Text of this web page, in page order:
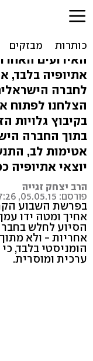
השחור
האירועים
אתיופיה בלבד,
לחברה
הצלחנו לפתוח
בקיבוץ גלויות
בתוך החברה
אטימות לב,
יוצאי אתיופיה
הרב יצחק זגייה
פורסם: 05.05.15, 17:26
בפרשת השבוע
אחיך ומטה ידו
הסיוע לחלש
אחריות - ולא
הומניסטי בלבד,
ערכית ומוסרית.